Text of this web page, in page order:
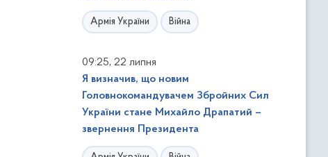
Армія України Війна
09:25, 22 липня
Я визначив, що новим
Головнокомандувачем Збройних Сил
України стане Михайло Драпатий –
звернення Президента